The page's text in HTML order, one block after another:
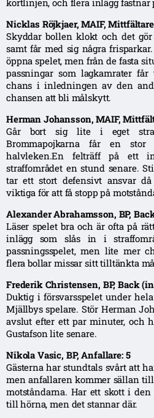
Nicklas Röjkjaer, MAIF,
Skyddar bollen klokt och det
samt får med sig några
öppna spelet, men från de fasta
passningar som lagkamrater
chans i inledningen av den
chansen att bli målskytt.
Herman Johansson, MAIF,
Går bort sig lite i eget
Brommapojkarna får en
halvleken.En felträff på ett
straffområdet en stund senare.
tar ett stort defensivt ansvar
viktiga för att få stopp på
Alexander Abrahamsson, BP,
Läser spelet bra och är ofta på
inlägg som slås in i
passningsspelet, men lite mer
flera bollar missar sitt tilltänkta
Frederik Christensen, BP, Back (in
Duktig i försvarsspelet under
Mjällbys spelare. Stör Herman
avslut efter ett par minuter, och
Gustafson lite senare.
Nikola Vasic, BP, Anfallare: 5
Gästerna har stundtals svårt att
men anfallaren kommer sällan
motståndarna. Har ett skott i
till hörna, men det stannar där.